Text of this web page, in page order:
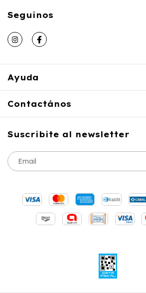
Seguinos
Ayuda
Contactános
Suscribite al newsletter